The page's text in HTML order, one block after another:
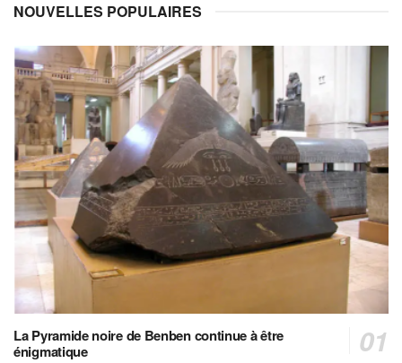
NOUVELLES POPULAIRES
La Pyramide noire de Benben continue à être
énigmatique